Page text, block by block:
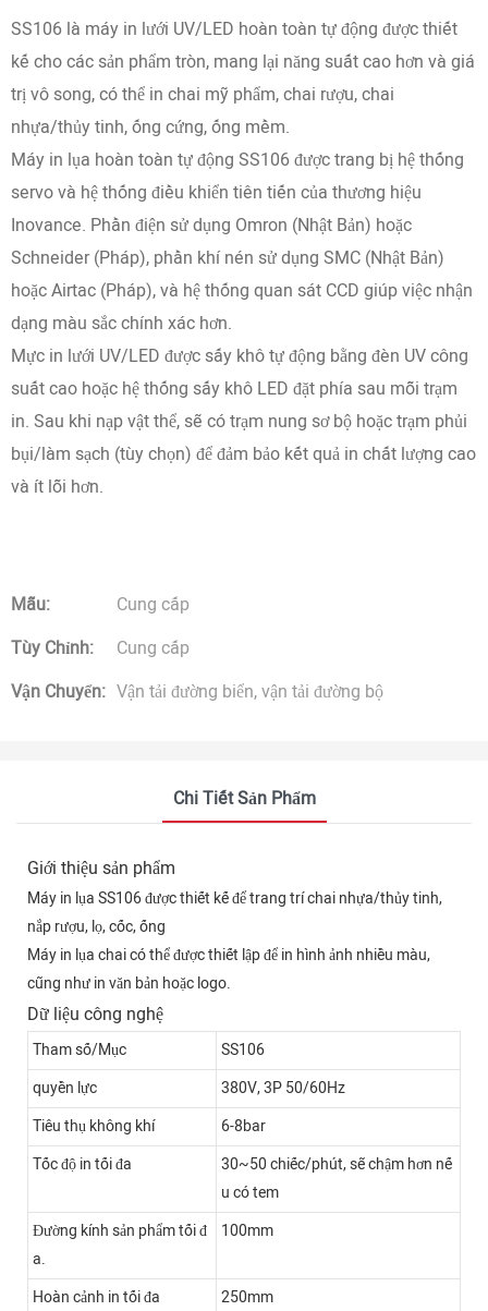
SS106 là máy in lưới UV/LED hoàn toàn tự động được thiết
kế cho các sản phẩm tròn, mang lại năng suất cao hơn và giá
trị vô song, có thể in chai mỹ phẩm, chai rượu, chai
nhựa/thủy tinh, ống cứng, ống mềm.
Máy in lụa hoàn toàn tự động SS106 được trang bị hệ thống
servo và hệ thống điều khiển tiên tiến của thương hiệu
Inovance. Phần điện sử dụng Omron (Nhật Bản) hoặc
Schneider (Pháp), phần khí nén sử dụng SMC (Nhật Bản)
hoặc Airtac (Pháp), và hệ thống quan sát CCD giúp việc nhận
dạng màu sắc chính xác hơn.
Mực in lưới UV/LED được sấy khô tự động bằng đèn UV công
suất cao hoặc hệ thống sấy khô LED đặt phía sau mỗi trạm
in. Sau khi nạp vật thể, sẽ có trạm nung sơ bộ hoặc trạm phủi
bụi/làm sạch (tùy chọn) để đảm bảo kết quả in chất lượng cao
và ít lỗi hơn.
Mẫu:
Cung cấp
Tùy Chỉnh:
Cung cấp
Vận Chuyển: Vận tải đường biển, vận tải đường bộ
Chi Tiết Sản Phẩm
Giới thiệu sản phẩm
Máy in lụa SS106 được thiết kế để trang trí chai nhựa/thủy tinh,
nắp rượu, lọ, cốc, ống
Máy in lụa chai có thể được thiết lập để in hình ảnh nhiều màu,
cũng như in văn bản hoặc logo.
Dữ liệu công nghệ
Tham số/Mục
SS106
quyền lực
380V, 3P 50/60Hz
Tiêu thụ không khí
6-8bar
Tốc độ in tối đa
30~50 chiếc/phút, sẽ chậm hơn nế
u có tem
Đường kính sản phẩm tối đ
a.
100mm
Hoàn cảnh in tối đa
250mm